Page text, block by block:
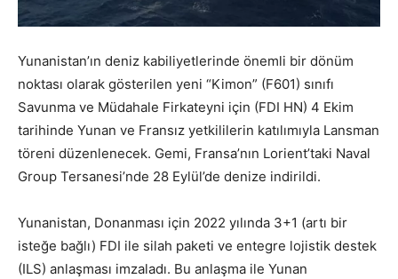
Yunanistan’ın deniz kabiliyetlerinde önemli bir dönüm
noktası olarak gösterilen yeni “Kimon” (F601) sınıfı
Savunma ve Müdahale Firkateyni için (FDI HN) 4 Ekim
tarihinde Yunan ve Fransız yetkililerin katılımıyla Lansman
töreni düzenlenecek. Gemi, Fransa’nın Lorient’taki Naval
Group Tersanesi’nde 28 Eylül’de denize indirildi.
Yunanistan, Donanması için 2022 yılında 3+1 (artı bir
isteğe bağlı) FDI ile silah paketi ve entegre lojistik destek
(ILS) anlaşması imzaladı. Bu anlaşma ile Yunan